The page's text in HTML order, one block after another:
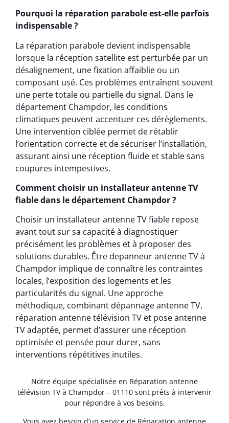
Pourquoi la réparation parabole est-elle parfois
indispensable ?
La réparation parabole devient indispensable
lorsque la réception satellite est perturbée par un
désalignement, une fixation affaiblie ou un
composant usé. Ces problèmes entraînent souvent
une perte totale ou partielle du signal. Dans le
département Champdor, les conditions
climatiques peuvent accentuer ces dérèglements.
Une intervention ciblée permet de rétablir
l’orientation correcte et de sécuriser l’installation,
assurant ainsi une réception fluide et stable sans
coupures intempestives.
Comment choisir un installateur antenne TV
fiable dans le département Champdor ?
Choisir un installateur antenne TV fiable repose
avant tout sur sa capacité à diagnostiquer
précisément les problèmes et à proposer des
solutions durables. Être depanneur antenne TV à
Champdor implique de connaître les contraintes
locales, l’exposition des logements et les
particularités du signal. Une approche
méthodique, combinant dépannage antenne TV,
réparation antenne télévision TV et pose antenne
TV adaptée, permet d’assurer une réception
optimisée et pensée pour durer, sans
interventions répétitives inutiles.
Notre équipe spécialisée en Réparation antenne
télévision TV à Champdor – 01110 sont prêts à intervenir
pour répondre à vos besoins.